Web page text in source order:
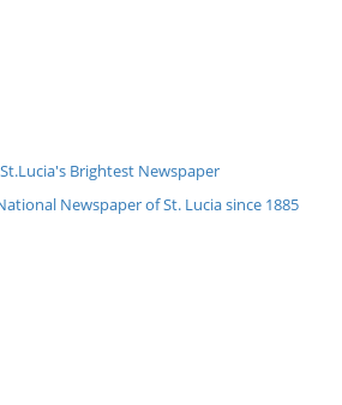
Brightest Newspaper
Newspaper of St. Lucia since 1885